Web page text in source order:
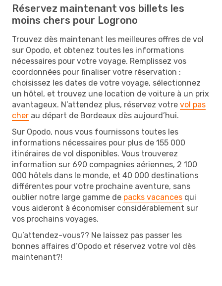
Réservez maintenant vos billets les
moins chers pour Logrono
Trouvez dès maintenant les meilleures offres de vol
sur Opodo, et obtenez toutes les informations
nécessaires pour votre voyage. Remplissez vos
coordonnées pour finaliser votre réservation :
choisissez les dates de votre voyage, sélectionnez
un hôtel, et trouvez une location de voiture à un prix
avantageux. N’attendez plus, réservez votre vol pas
cher au départ de Bordeaux dès aujourd’hui.
Sur Opodo, nous vous fournissons toutes les
informations nécessaires pour plus de 155 000
itinéraires de vol disponibles. Vous trouverez
information sur 690 compagnies aériennes, 2 100
000 hôtels dans le monde, et 40 000 destinations
différentes pour votre prochaine aventure, sans
oublier notre large gamme de packs vacances qui
vous aideront à économiser considérablement sur
vos prochains voyages.
Qu’attendez-vous?? Ne laissez pas passer les
bonnes affaires d’Opodo et réservez votre vol dès
maintenant?!